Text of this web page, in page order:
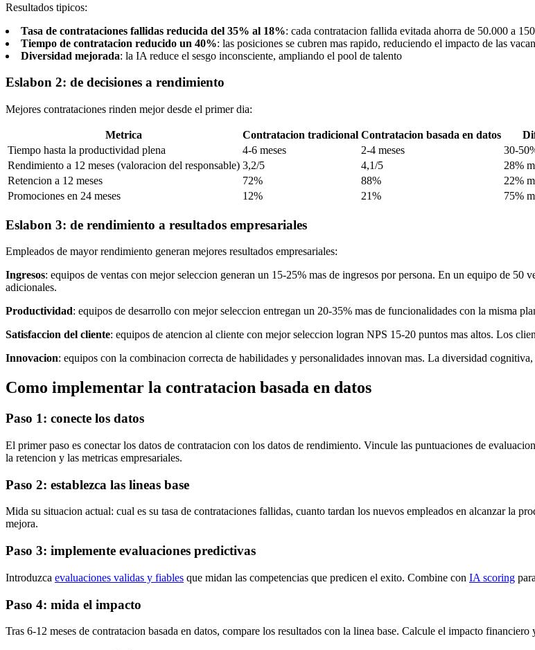
Resultados tipicos:
Tasa de contrataciones fallidas reducida del 35% al 18%: cada contratacion fallida evitada ahorra de 50.000 a
Tiempo de contratacion reducido un 40%: las posiciones se cubren mas rapido, reduciendo el impacto de las
Diversidad mejorada: la IA reduce el sesgo inconsciente, ampliando el pool de talento
Eslabon 2: de decisiones a rendimiento
Mejores contrataciones rinden mejor desde el primer dia:
Metrica Contratacion tradicional Contratacion basada en datos
Tiempo hasta la productividad plena
4-6 meses 2-4 meses
30-
Rendimiento a 12 meses (valoracion del responsable) 3,2/5 4,1/5
28%
Retencion a 12 meses
72% 88%
22%
Promociones en 24 meses
12% 21% 75%
Eslabon 3: de rendimiento a resultados empresariales
Empleados de mayor rendimiento generan mejores resultados empresariales:
Ingresos: equipos de ventas con mejor seleccion generan un 15-25% mas de ingresos por persona. En un equipo de
adicionales.
Productividad: equipos de desarrollo con mejor seleccion entregan un 20-35% mas de funcionalidades con la misma
Satisfaccion del cliente: equipos de atencion al cliente con mejor seleccion logran NPS 15-20 puntos mas altos. Los
Innovacion: equipos con la combinacion correcta de habilidades y personalidades innovan mas. La diversidad
Como implementar la contratacion basada en datos
Paso 1: conecte los datos
El primer paso es conectar los datos de contratacion con los datos de rendimiento. Vincule las puntuaciones de
la retencion y las metricas empresariales.
Paso 2: establezca las lineas base
Mida su situacion actual: cual es su tasa de contrataciones fallidas, cuanto tardan los nuevos empleados en alcanzar la
mejora.
Paso 3: implemente evaluaciones predictivas
Introduzca evaluaciones validas y fiables que midan las competencias que predicen el exito. Combine con IA scoring
Paso 4: mida el impacto
Tras 6-12 meses de contratacion basada en datos, compare los resultados con la linea base. Calcule el impacto